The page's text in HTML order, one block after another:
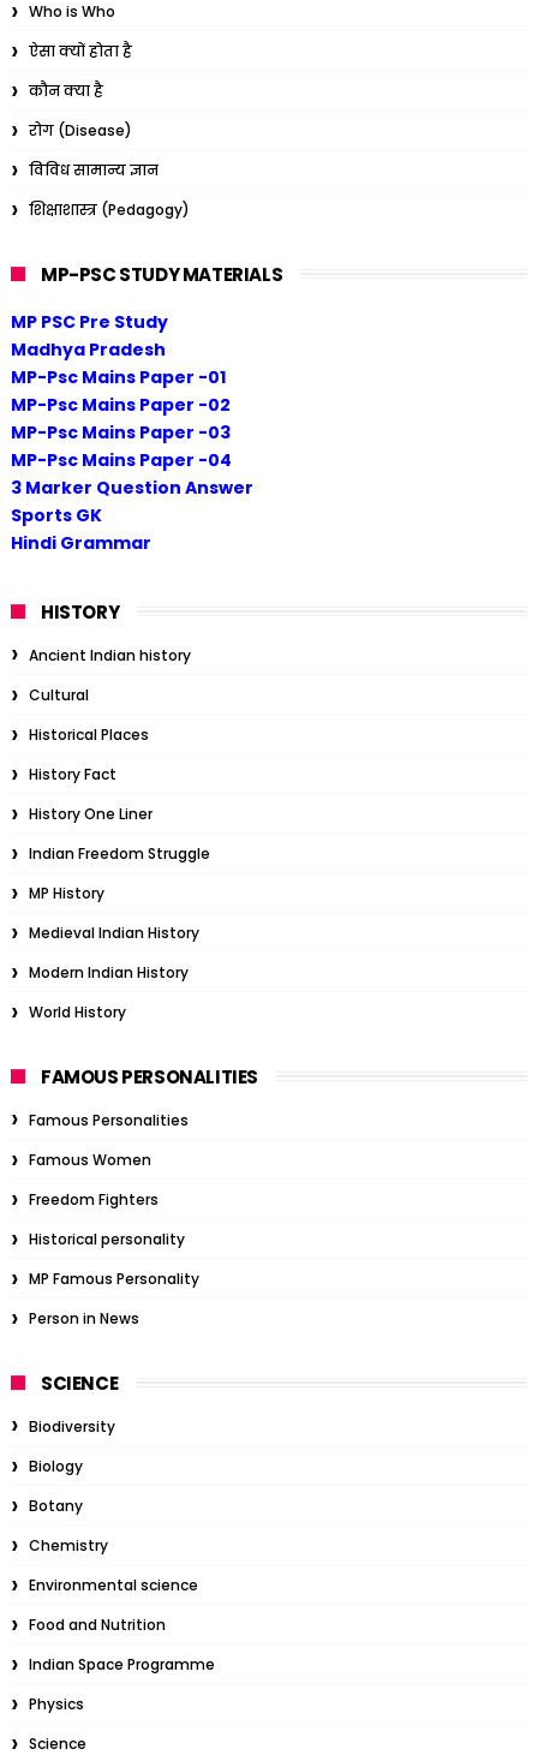
Who is Who
ऐसा क्यों होता है
कौन क्या है
रोग (Disease)
विविध सामान्य ज्ञान
शिक्षाशास्त्र (Pedagogy)
MP-PSC STUDY MATERIALS
MP PSC Pre Study
Madhya Pradesh
MP-Psc Mains Paper -01
MP-Psc Mains Paper -02
MP-Psc Mains Paper -03
MP-Psc Mains Paper -04
3 Marker Question Answer
Sports GK
Hindi Grammar
HISTORY
Ancient Indian history
Cultural
Historical Places
History Fact
History One Liner
Indian Freedom Struggle
MP History
Medieval Indian History
Modern Indian History
World History
FAMOUS PERSONALITIES
Famous Personalities
Famous Women
Freedom Fighters
Historical personality
MP Famous Personality
Person in News
SCIENCE
Biodiversity
Biology
Botany
Chemistry
Environmental science
Food and Nutrition
Indian Space Programme
Physics
Science